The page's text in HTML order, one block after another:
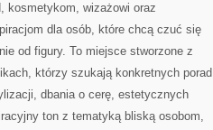
kosmetykom, wizażowi oraz
dla osób, które chcą czuć się
od figury. To miejsce stworzone z
którzy szukają konkretnych porad
dbania o cerę, estetycznych
ton z tematyką bliską osobom,